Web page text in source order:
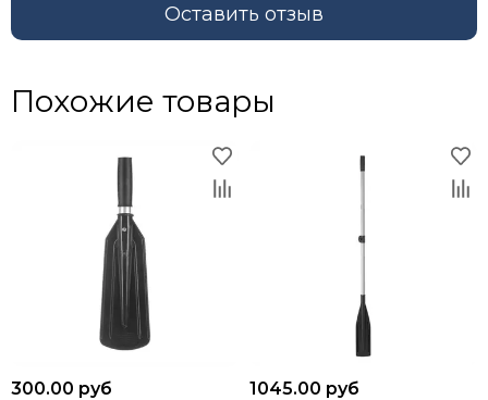
Оставить отзыв
Похожие товары
300.00 руб 1045.00 руб